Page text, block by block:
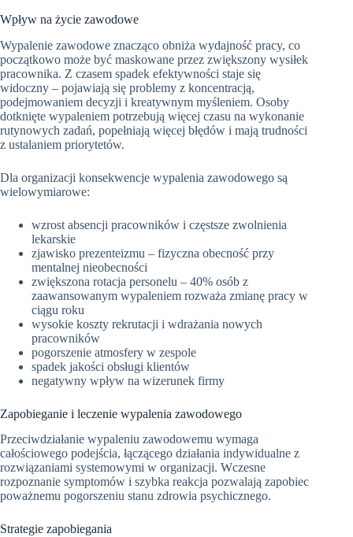
Wpływ na życie zawodowe
Wypalenie zawodowe znacząco obniża wydajność pracy, co
początkowo może być maskowane przez zwiększony wysiłek
pracownika. Z czasem spadek efektywności staje się
widoczny – pojawiają się problemy z koncentracją,
podejmowaniem decyzji i kreatywnym myśleniem. Osoby
dotknięte wypaleniem potrzebują więcej czasu na wykonanie
rutynowych zadań, popełniają więcej błędów i mają trudności
z ustalaniem priorytetów.
Dla organizacji konsekwencje wypalenia zawodowego są
wielowymiarowe:
wzrost absencji pracowników i częstsze zwolnienia
lekarskie
zjawisko prezenteizmu – fizyczna obecność przy
mentalnej nieobecności
zwiększona rotacja personelu – 40% osób z
zaawansowanym wypaleniem rozważa zmianę pracy w
ciągu roku
wysokie koszty rekrutacji i wdrażania nowych
pracowników
pogorszenie atmosfery w zespole
spadek jakości obsługi klientów
negatywny wpływ na wizerunek firmy
Zapobieganie i leczenie wypalenia zawodowego
Przeciwdziałanie wypaleniu zawodowemu wymaga
całościowego podejścia, łączącego działania indywidualne z
rozwiązaniami systemowymi w organizacji. Wczesne
rozpoznanie symptomów i szybka reakcja pozwalają zapobiec
poważnemu pogorszeniu stanu zdrowia psychicznego.
Strategie zapobiegania